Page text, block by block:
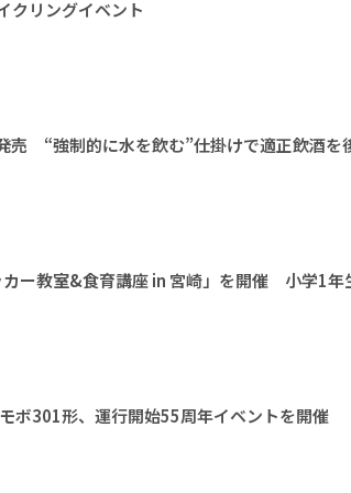
クリングイベント
売 “強制的に水を飲む”仕掛けで適正飲酒を
ー教室&食育講座 in 宮崎」を開催 小学1年
301形、運行開始55周年イベントを開催